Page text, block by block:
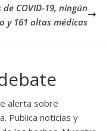
COVID-19, ningún
y 161 altas médicas
alerta sobre
Publica noticias y